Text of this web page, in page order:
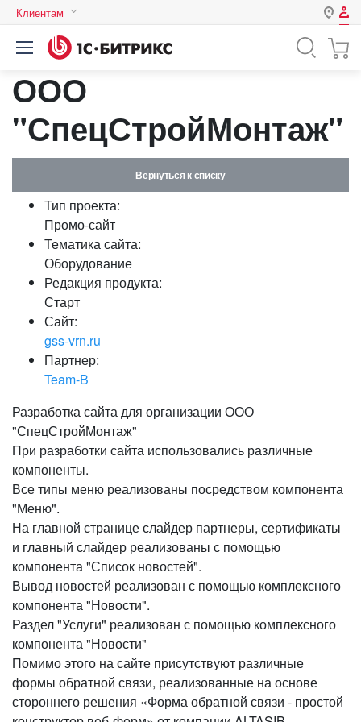
Клиентам
Авторизация
Логин
Пароль
Забыли свой пароль?
ООО
"СпецСтройМонтаж"
Вернуться к списку
Тип проекта:
Промо-сайт
Тематика сайта:
Оборудование
Редакция продукта:
Старт
Сайт:
gss-vrn.ru
Партнер:
Team-B
Разработка сайта для организации ООО
"СпецСтройМонтаж"
При разработки сайта использовались различные
компоненты.
Все типы меню реализованы посредством компонента
"Меню".
На главной странице слайдер партнеры, сертификаты
и главный слайдер реализованы с помощью
компонента "Список новостей".
Вывод новостей реализован с помощью комплексного
компонента "Новости".
Раздел "Услуги" реализован с помощью комплексного
компонента "Новости"
Помимо этого на сайте присутствуют различные
формы обратной связи, реализованные на основе
стороннего решения «Форма обратной связи - простой